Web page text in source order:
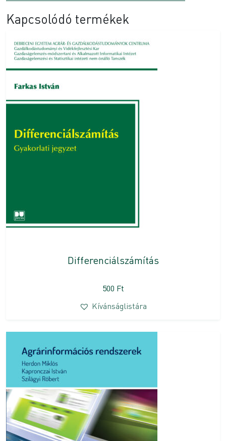
Kapcsolódó termékek
Differenciálszámítás
500 Ft
Kívánságlistára